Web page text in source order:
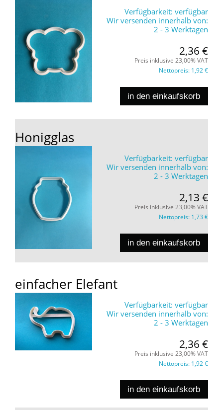
Verfügbarkeit: verfügbar
Wir versenden innerhalb von:
2 - 3 Werktagen
2,36 €
Preis inklusive 23,00% VAT
Nettopreis: 1,92 €
in den einkaufskorb
Honigglas
Verfügbarkeit: verfügbar
Wir versenden innerhalb von:
2 - 3 Werktagen
2,13 €
Preis inklusive 23,00% VAT
Nettopreis: 1,73 €
in den einkaufskorb
einfacher Elefant
Verfügbarkeit: verfügbar
Wir versenden innerhalb von:
2 - 3 Werktagen
2,36 €
Preis inklusive 23,00% VAT
Nettopreis: 1,92 €
in den einkaufskorb